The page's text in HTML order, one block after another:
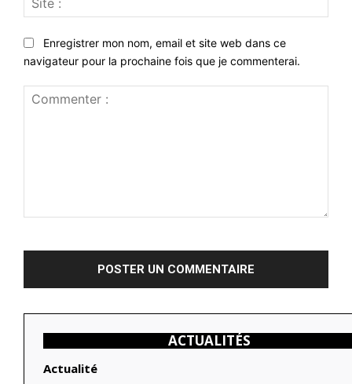
:
Enregistrer mon nom, email et site web dans ce
navigateur pour la prochaine fois que je commenterai.
ACTUALITÉS
Actualité